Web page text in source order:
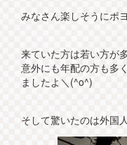
みなさん楽しそうにポ
来ていた方は若い方が
意外にも年配の方も多
ましたよ＼(^o^)
そして驚いたのは外国